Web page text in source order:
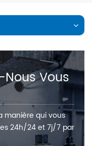
Vous
manière qui vous
24h/24 et 7j/7 par